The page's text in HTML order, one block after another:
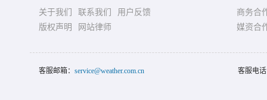
关于我们 联系我们
用户反馈
版权声明
网站律师
商务合
媒资合
客服邮箱： service@weather.com.cn 客服电